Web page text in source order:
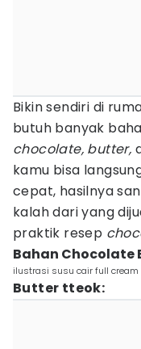
Bikin sendiri di
butuh banyak
chocolate, butter,
kamu bisa
cepat, hasilnya
kalah dari yang
praktik resep
Bahan Chocolate
ilustrasi susu cair full
Butter tteok: